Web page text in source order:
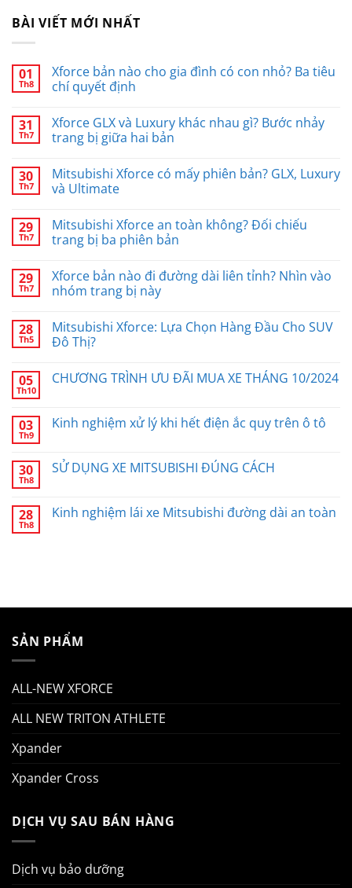
BÀI VIẾT MỚI NHẤT
01
Th8
Xforce bản nào cho gia đình có con nhỏ? Ba tiêu
chí quyết định
31
Th7
Xforce GLX và Luxury khác nhau gì? Bước nhảy
trang bị giữa hai bản
30
Th7
Mitsubishi Xforce có mấy phiên bản? GLX, Luxury
và Ultimate
29
Th7
Mitsubishi Xforce an toàn không? Đối chiếu
trang bị ba phiên bản
29
Th7
Xforce bản nào đi đường dài liên tỉnh? Nhìn vào
nhóm trang bị này
28
Th5
Mitsubishi Xforce: Lựa Chọn Hàng Đầu Cho SUV
Đô Thị?
05
Th10
CHƯƠNG TRÌNH ƯU ĐÃI MUA XE THÁNG 10/2024
03
Th9
Kinh nghiệm xử lý khi hết điện ắc quy trên ô tô
30
Th8
SỬ DỤNG XE MITSUBISHI ĐÚNG CÁCH
28
Th8
Kinh nghiệm lái xe Mitsubishi đường dài an toàn
SẢN PHẨM
ALL-NEW XFORCE
ALL NEW TRITON ATHLETE
Xpander
Xpander Cross
DỊCH VỤ SAU BÁN HÀNG
Dịch vụ bảo dưỡng